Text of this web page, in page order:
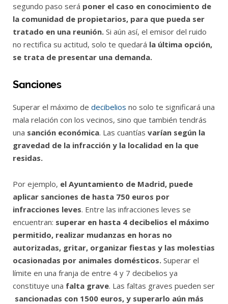
segundo paso será poner el caso en conocimiento de
la comunidad de propietarios, para que pueda ser
tratado en una reunión. Si aún así, el emisor del ruido
no rectifica su actitud, solo te quedará la última opción,
se trata de presentar una demanda.
Sanciones
Superar el máximo de decibelios no solo te significará una
mala relación con los vecinos, sino que también tendrás
una sanción económica. Las cuantías varían según la
gravedad de la infracción y la localidad en la que
residas.
Por ejemplo, el Ayuntamiento de Madrid, puede
aplicar sanciones de hasta 750 euros por
infracciones leves. Entre las infracciones leves se
encuentran: superar en hasta 4 decibelios el máximo
permitido, realizar mudanzas en horas no
autorizadas, gritar, organizar fiestas y las molestias
ocasionadas por animales domésticos. Superar el
límite en una franja de entre 4 y 7 decibelios ya
constituye una falta grave. Las faltas graves pueden ser
sancionadas con 1500 euros, y superarlo aún más